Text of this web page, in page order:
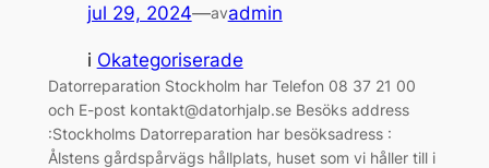
jul 29, 2024—avadmin
i Okategoriserade
Datorreparation Stockholm har Telefon 08 37 21 00
och E-post kontakt@datorhjalp.se Besöks address
:Stockholms Datorreparation har besöksadress :
Ålstens gårdspårvägs hållplats, huset som vi håller till i